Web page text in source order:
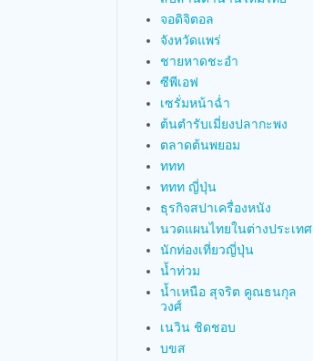
จอดิจิตอล
จังหวัดแพร่
ชายหาดชะอำ
ซีพีเอฟ
เซรั่มหน้าฉ่ำ
ต้นตำรับเมี่ยงปลากะพง
ตลาดต้นพยอม
ททท
ททท ญี่ปุ่น
ธุรกิจสปาเครื่องหนัง
นวดแผนไทยในต่างประเทศ
นักท่องเที่ยวญี่ปุ่น
น้ำท่วม
น้ำเหนือ สุจริต คูณธนกุล
วงศ์
เนวิน ชิดชอบ
บขส